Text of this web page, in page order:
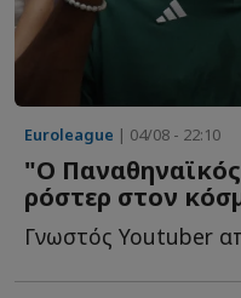
Euroleague | 04/08 - 22:10
"Ο
ρόστερ στον
Γνωστός Youtuber